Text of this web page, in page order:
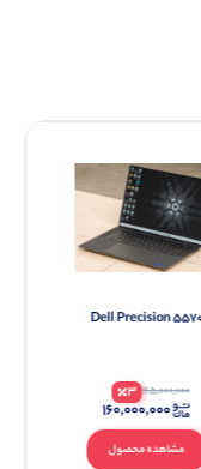
مشاهده محصول
165,000,000
3
۱۶۰,۰۰۰,۰۰۰